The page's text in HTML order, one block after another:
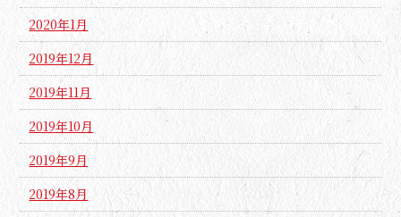
2020年1月
2019年12月
2019年11月
2019年10月
2019年9月
2019年8月